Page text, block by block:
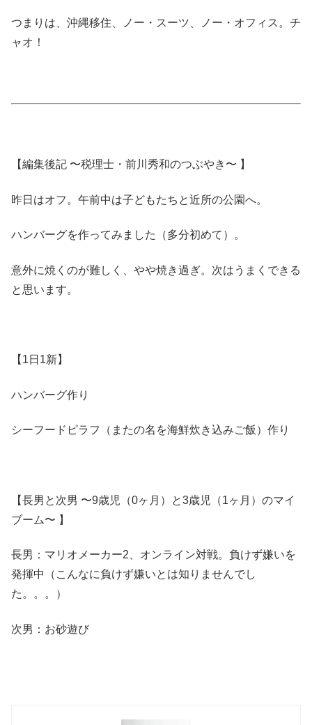
つまりは、沖縄移住、ノー・スーツ、ノー・オフィス。チ
ャオ！
【編集後記 〜税理士・前川秀和のつぶやき〜 】
昨日はオフ。午前中は子どもたちと近所の公園へ。
ハンバーグを作ってみました（多分初めて）。
意外に焼くのが難しく、やや焼き過ぎ。次はうまくできる
と思います。
【1日1新】
ハンバーグ作り
シーフードピラフ（またの名を海鮮炊き込みご飯）作り
【長男と次男 〜9歳児（0ヶ月）と3歳児（1ヶ月）のマイ
ブーム〜 】
長男：マリオメーカー2、オンライン対戦。負けず嫌いを
発揮中（こんなに負けず嫌いとは知りませんでし
た。。。）
次男：お砂遊び